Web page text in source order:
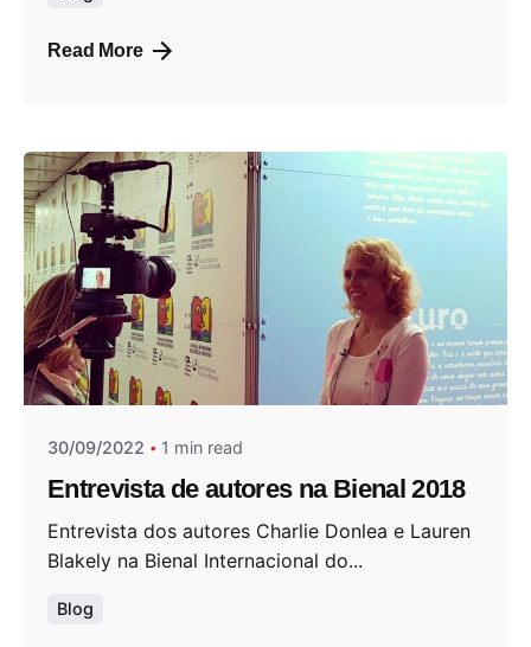
Read More
Posted by
Andrea Jocys
30/09/2022 1 min read
Entrevista de autores na Bienal 2018
Entrevista dos autores Charlie Donlea e Lauren
Blakely na Bienal Internacional do...
Blog